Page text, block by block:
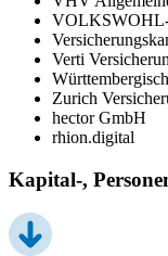
Verti
Zurich
hector GmbH
rhion.digital
Kapital-,